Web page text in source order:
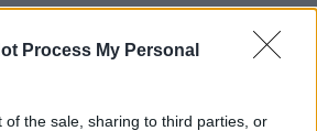
Process My Personal
of the sale, sharing to third parties, or